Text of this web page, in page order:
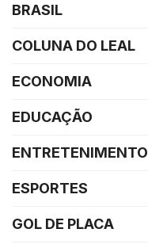
BRASIL
COLUNA DO LEAL
ECONOMIA
EDUCAÇÃO
ENTRETENIMENTO
ESPORTES
GOL DE PLACA